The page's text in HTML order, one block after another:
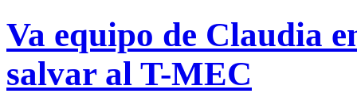
Va equipo de Claudia
salvar al T-MEC